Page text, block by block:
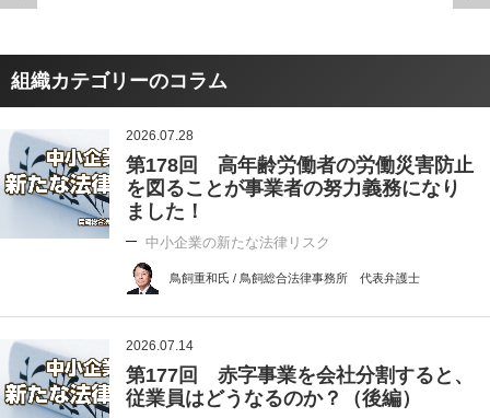
組織カテゴリーのコラム
2026.07.28
第178回 高年齢労働者の労働災害防止
を図ることが事業者の努力義務になり
ました！
中小企業の新たな法律リスク
鳥飼重和氏 / 鳥飼総合法律事務所 代表弁護士
2026.07.14
第177回 赤字事業を会社分割すると、
従業員はどうなるのか？（後編）